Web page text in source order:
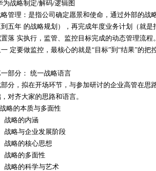
为战略制定/解码/逻辑图
管理：是指公司确定愿景和使命，通过外部的
五年 的战略规划），再完成年度业务计划（就
落 实执行，监管、监控目标完成的动态管理流
定要做监控，最核心的就是“目标”到“结果”的把
部分： 统一战略语言
分，拟在开场环节，与参加研讨的企业高管在
对齐大家的思路和语言。
略的本质与多面性
战略的内涵
战略与企业发展阶段
战略的核心思想
战略的多面性
战略的科学与艺术